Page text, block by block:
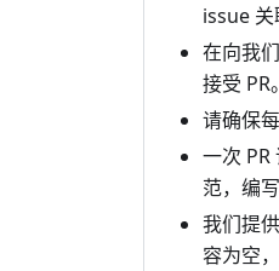
issue 关
在向我
接受 PR。
请确保
一次
范，编
我们提
容为空